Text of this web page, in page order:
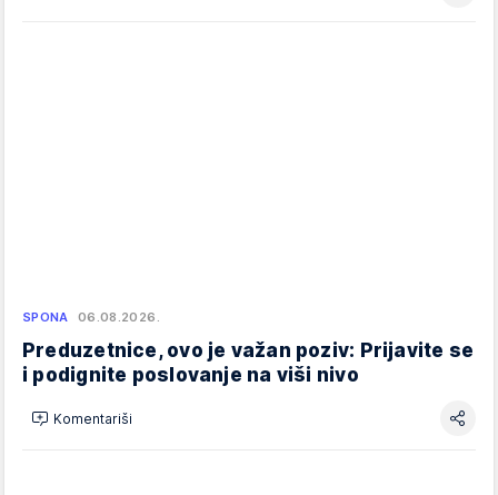
SPONA 06.08.2026.
Preduzetnice, ovo je važan poziv: Prijavite se
i podignite poslovanje na viši nivo
Komentariši